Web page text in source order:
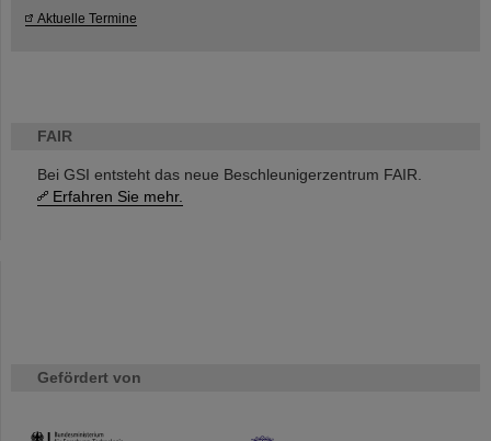
FAIR
Bei GSI entsteht das neue Beschleunigerzentrum FAIR.
Erfahren Sie mehr.
Gefördert von
HMWK
Aktuelle Termine